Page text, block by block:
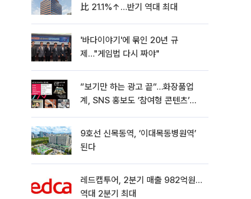
比 21.1%↑…반기 역대 최대
'바다이야기'에 묶인 20년 규
제…"게임법 다시 짜야"
“보기만 하는 광고 끝“…화장품업
계, SNS 홍보도 ‘참여형 콘텐츠’로
9호선 신목동역, ‘이대목동병원역’
된다
레드캡투어, 2분기 매출 982억원…
역대 2분기 최대